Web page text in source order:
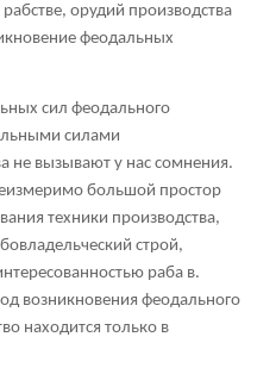
орудий производства
феодальных
сил феодального
силами
не вызывают у нас сомнения.
большой простор
техники производства,
строй,
раба в.
возникновения феодального
находится только в